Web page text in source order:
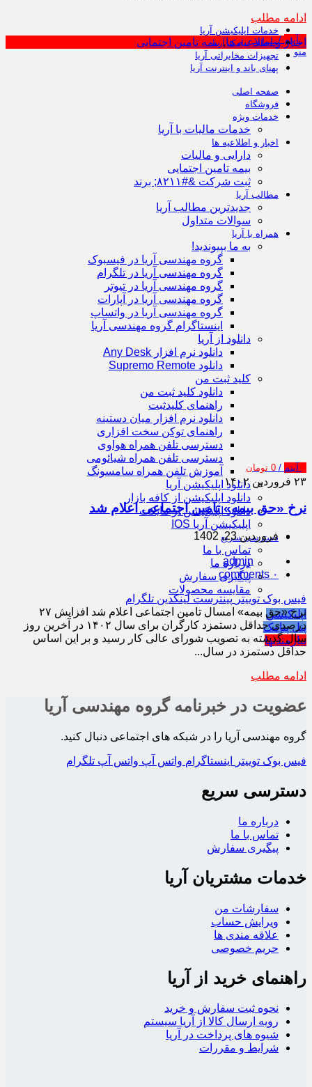
0 آیتم /
0 تومان
منو
آیتم /
0 تومان
خدمات اپلیکیشن آریا
خدمات پیامک آریا
تجهیزات مخابراتی آریا
پهنای باند و اینترنت آریا
صفحه اصلی
فروشگاه
خدمات ویژه
خدمات مالیات با آریا
اخبار و اطلاعیه ها
دارایی و مالیات
بیمه تامین اجتمایی
ثبت شرکت &#۸۲۱۱; برند
مطالب آریا
جدیدترین مطالب آریا
سوالات متداول
همراه با آریا
به ما بپیوندید!
گروه مهندسی آریا در فیسبوک
گروه مهندسی آریا در تلگرام
گروه مهندسی آریا در تیوتر
گروه مهندسی آریا در آپارات
گروه مهندسی آریا در واتساپ
اینستاگرام گروه مهندسی آریا
دانلود از آریا
دانلود نرم افزار Any Desk
دانلود Supremo Remote
کلید ثبت من
دانلود کلید ثبت من
راهنمای کلیدثبت
دانلود نرم افزار میان دستینه
راهنمای توکن سخت افزاری
دسترسی تلفن همراه هواوی
دسترسی تلفن همراه شیائومی
آموزش تلفن همراه سامسونگ
دانلود اپلیکیشن آریا
دانلود اپلیکیشن از کافه بازار
دانلود اپلیکیشن از مایکت
اپلیکیشن آریا IOS
دسترسی سریع
تماس با ما
درباره ما
پیگیری سفارش
مقایسه محصولات
اپلیکیشن
پنل پیامک
نیازمندیها
ادامه مطلب
اخبار و اطلاعیه ها,بیمه تامین اجتمایی
۲۳ فروردین۱۴۰۲
نرخ «حق بیمه» تامین اجتماعی اعلام شد
فروردین 23, 1402
admin
۰ comments
فیس بوک توییتر پینترست لینکدین تلگرام
نرخ «حق بیمه» امسال تامین اجتماعی اعلام شد افزایش ۲۷
درصدی حداقل دستمزد کارگران برای سال ۱۴۰۲ در آخرین روز
سال گذشته به تصویب شورای عالی کار رسید و بر این اساس
حداقل دستمزد در سال...
ادامه مطلب
عضویت در خبرنامه گروه مهندسی آریا
گروه مهندسی آریا را در شبکه های اجتماعی دنبال کنید.
فیس بوک توییتر اینستاگرام واتس آپ واتس آپ تلگرام
دسترسی سریع
درباره ما
تماس با ما
پیگیری سفارش
خدمات مشتریان آریا
سفارشات من
ویرایش حساب
علاقه مندی ها
حریم خصوصی
راهنمای خرید از آریا
نحوه ثبت سفارش و خرید
رویه ارسال کالا از آریا سیستم
شیوه های پرداخت در آریا
شرایط و مقررات